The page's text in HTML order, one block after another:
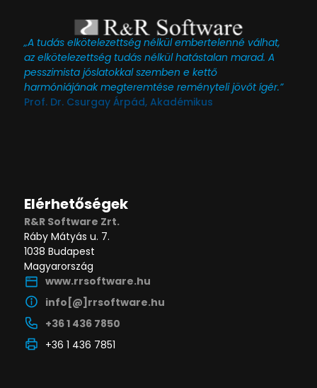
„A tudás elkötelezettség nélkül embertelenné válhat,
az elkötelezettség tudás nélkül hatástalan marad. A
pesszimista jóslatokkal szemben e kettő
harmóniájának megteremtése reményteli jövőt ígér.”
Prof. Dr. Csurgay Árpád, Akadémikus
Elérhetőségek
R&R Software Zrt.
Ráby Mátyás u. 7.
1038 Budapest
Magyarország
www.rrsoftware.hu
info[@]rrsoftware.hu
+36 1 436 7850
+36 1 436 7851